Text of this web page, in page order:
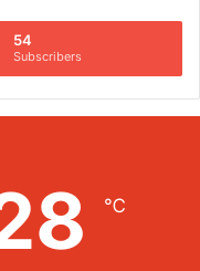
54
Subscribers
℃